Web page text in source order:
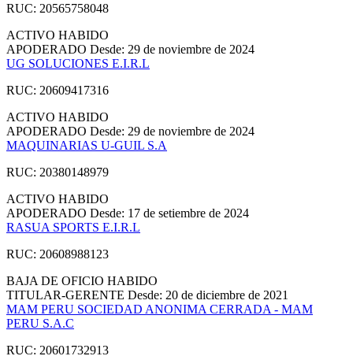
RUC: 20565758048
ACTIVO HABIDO
APODERADO Desde: 29 de noviembre de 2024
UG SOLUCIONES E.I.R.L
RUC: 20609417316
ACTIVO HABIDO
APODERADO Desde: 29 de noviembre de 2024
MAQUINARIAS U-GUIL S.A
RUC: 20380148979
ACTIVO HABIDO
APODERADO Desde: 17 de setiembre de 2024
RASUA SPORTS E.I.R.L
RUC: 20608988123
BAJA DE OFICIO HABIDO
TITULAR-GERENTE Desde: 20 de diciembre de 2021
MAM PERU SOCIEDAD ANONIMA CERRADA - MAM
PERU S.A.C
RUC: 20601732913